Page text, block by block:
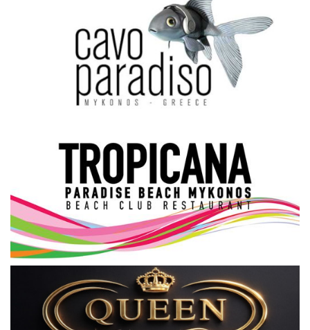
Σεβασμιώτατος Δωρόθεος Β’
Cost Of Living Crisis
Opinion + Analysis
L’Art des Sens
Local Elections 2023
All News